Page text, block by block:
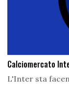
Calciomercato
L'Inter sta